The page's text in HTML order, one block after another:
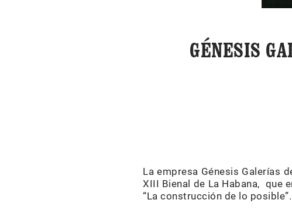
GÉNESIS
La empresa Génesis Galerías
XIII Bienal de La Habana, que
“La construcción de lo posible”.